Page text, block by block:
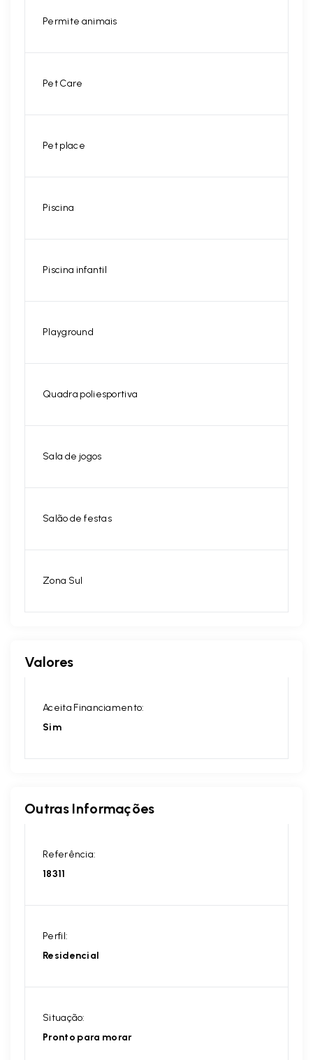
Permite animais
Pet Care
Pet place
Piscina
Piscina infantil
Playground
Quadra poliesportiva
Sala de jogos
Salão de festas
Zona Sul
Valores
Aceita Financiamento:
Sim
Outras Informações
Referência:
18311
Perfil:
Residencial
Situação:
Pronto para morar